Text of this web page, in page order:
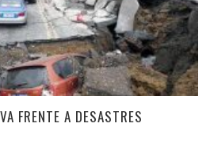
FRENTE A DESASTRES